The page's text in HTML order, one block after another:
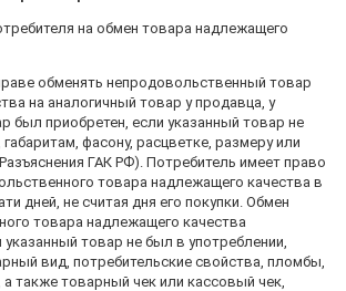
на обмен товара надлежащего
обменять непродовольственный товар
на аналогичный товар у продавца, у
был приобретен, если указанный товар не
фасону, расцветке, размеру или
ГАК РФ). Потребитель имеет право
товара надлежащего качества в
дней, не считая дня его покупки. Обмен
товара надлежащего качества
указанный товар не был в употреблении,
вид, потребительские свойства, пломбы,
также товарный чек или кассовый чек,